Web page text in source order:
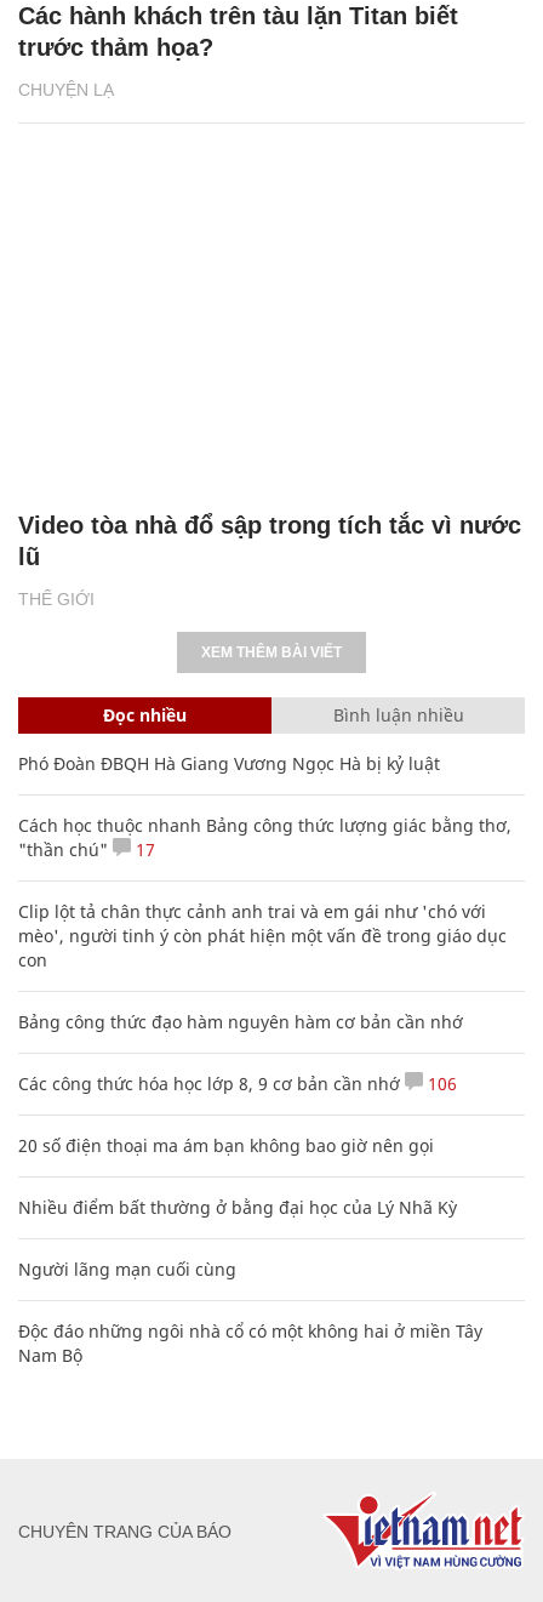
CHUYỆN LẠ
Các hành khách trên tàu lặn Titan biết
trước thảm họa?
THẾ GIỚI
Video tòa nhà đổ sập trong tích tắc vì nước
lũ
XEM THÊM BÀI VIẾT
Đọc nhiều Bình luận nhiều
Phó Đoàn ĐBQH Hà Giang Vương Ngọc Hà bị kỷ luật
Cách học thuộc nhanh Bảng công thức lượng giác bằng thơ,
"thần chú"
17
Clip lột tả chân thực cảnh anh trai và em gái như 'chó với
mèo', người tinh ý còn phát hiện một vấn đề trong giáo dục
con
Bảng công thức đạo hàm nguyên hàm cơ bản cần nhớ
Các công thức hóa học lớp 8, 9 cơ bản cần nhớ 106
20 số điện thoại ma ám bạn không bao giờ nên gọi
Nhiều điểm bất thường ở bằng đại học của Lý Nhã Kỳ
Người lãng mạn cuối cùng
Độc đáo những ngôi nhà cổ có một không hai ở miền Tây
Nam Bộ
CHUYÊN TRANG CỦA BÁO